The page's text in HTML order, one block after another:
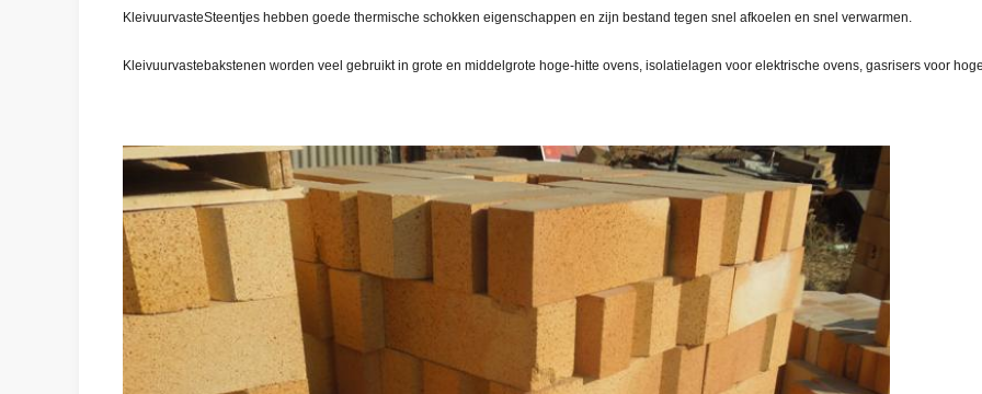
KleivuurvasteSteentjes hebben goede thermische schokken eigenschappen en zijn bestand tegen snel afkoelen en snel verwarmen.
Kleivuurvastebakstenen worden veel gebruikt in grote en middelgrote hoge-hitte ovens, isolatielagen voor elektrische ovens, gasrisers voor